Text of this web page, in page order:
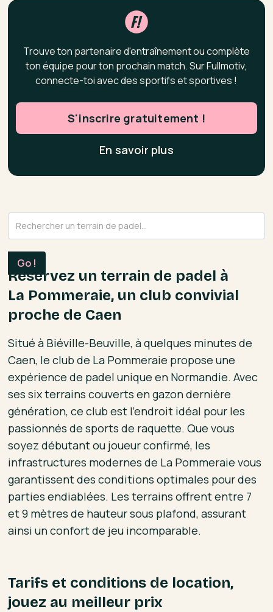
Réservez un terrain de padel à
La Pommeraie, un club convivial
proche de Caen
Situé à Biéville-Beuville, à quelques minutes de
Caen, le club de La Pommeraie propose une
expérience de padel unique en Normandie. Avec
ses six terrains couverts en gazon dernière
génération, ce club est l'endroit idéal pour les
passionnés de sports de raquette. Que vous
soyez débutant ou joueur confirmé, les
infrastructures modernes de La Pommeraie vous
garantissent des conditions optimales pour des
parties endiablées. Les terrains offrent entre 7
et 9 mètres de hauteur sous plafond, assurant
ainsi un confort de jeu incomparable.
Tarifs et conditions de location,
jouez au meilleur prix
Trouve ton partenaire d'entraînement ou complète
ton équipe pour ton prochain match. Sur Fullmotiv,
connecte-toi avec des sportifs et sportives !
S'inscrire gratuitement !
En savoir plus